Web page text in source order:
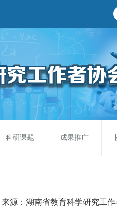
科研课题 成果推广
来源：湖南省教育科学研究工作